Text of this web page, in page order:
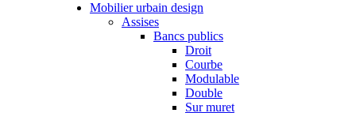
Mobilier urbain design
Assises
Bancs publics
Droit
Courbe
Modulable
Double
Sur muret